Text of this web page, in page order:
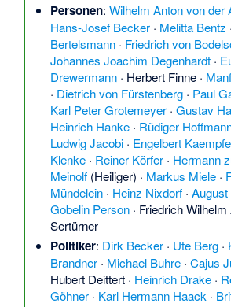
Personen:Wilhelm Anton von der
Hans-Josef Becker · Melitta Bentz
Bertelsmann · Friedrich von
Johannes Joachim Degenhardt ·
Drewermann · Herbert Finne ·
· Dietrich von Fürstenberg · Paul
Karl Peter Grotemeyer ·Gustav
Heinrich Hanke · Rüdiger
Ludwig Jacobi · Engelbert
Klenke · Reiner Körfer · Hermann
Meinolf (Heiliger) · Markus Miele ·
Mündelein · Heinz Nixdorf ·
Gobelin Person · Friedrich Wilhelm
Sertürner
Politiker: Dirk Becker · Ute Berg ·
Brandner · Michael Buhre ·Cajus
Hubert Deittert · Heinrich Drake ·
Göhner · Karl Hermann Haack ·